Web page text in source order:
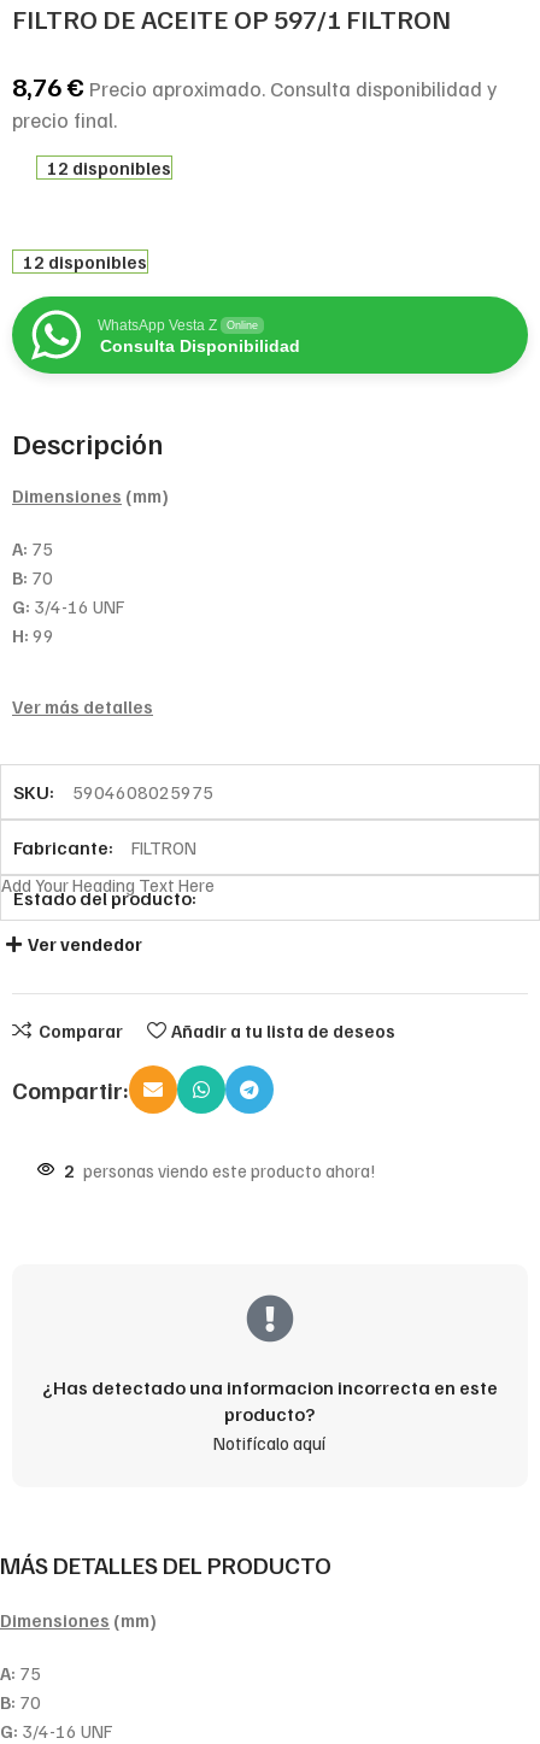
FILTRO DE ACEITE OP 597/1 FILTRON
8,76€ Precio aproximado. Consulta disponibilidad y
precio final.
12 disponibles
12 disponibles
WhatsApp Vesta Z Online
Consulta Disponibilidad
Descripción
Dimensiones (mm)
A: 75
B: 70
G: 3/4-16 UNF
H: 99
Ver más detalles
SKU: 5904608025975
Fabricante: FILTRON
Estado del producto:
Add Your Heading Text Here
Ver vendedor
Comparar Añadir a tu lista de deseos
Compartir:
2 personas viendo este producto ahora!
¿Has detectado una informacion incorrecta en este
producto?
Notifícalo aquí
MÁS DETALLES DEL PRODUCTO
Dimensiones (mm)
A: 75
B: 70
G: 3/4-16 UNF